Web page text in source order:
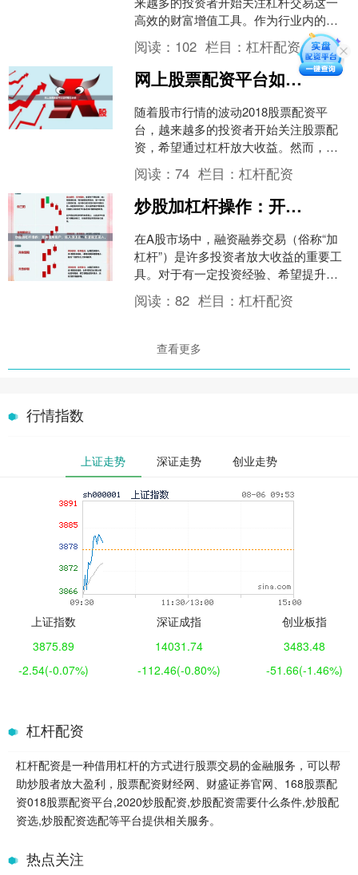
高效的财富增值工具。作为行业内的权
威平台，**配资专业网-权威杠杆服务平
台**始终秉承“安全....
阅读： 102 栏目：杠杆配资
网上股票配资平台如何安全选择
随着股市行情的波动2018股票配资平
台，越来越多的投资者开始关注股票配
资，希望通过杠杆放大收益。然而，网
上股票配资平台鱼龙混杂，如何安全选
择成为投资者最关心的问....
阅读：74 栏目：杠杆配资
炒股加杠杆操作：开通信用账户，转入担保品，申请融资买入。
在A股市场中，融资融券交易（俗称“加
杠杆”）是许多投资者放大收益的重要工
具。对于有一定投资经验、希望提升资
金使用效率的股民来说，掌握“开通信用
账户—转入担保品—....
阅读：82 栏目：杠杆配资
查看更多
行情指数
上证走势 深证走势 创业走势
上证指数
3875.89
-2.54(-0.07%)
深证成指
14031.74
-112.46(-0.80%)
创业板指
3483.48
-51.66(-1.46%)
杠杆配资
杠杆配资是一种借用杠杆的方式进行股票交易的金融服务，可以帮
助炒股者放大盈利，股票配资财经网、财盛证券官网、168股票配
资018股票配资平台,2020炒股配资,炒股配资需要什么条件,炒股配
资选,炒股配资选配等平台提供相关服务。
热点关注